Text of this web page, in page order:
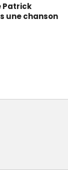
Patrick
une chanson